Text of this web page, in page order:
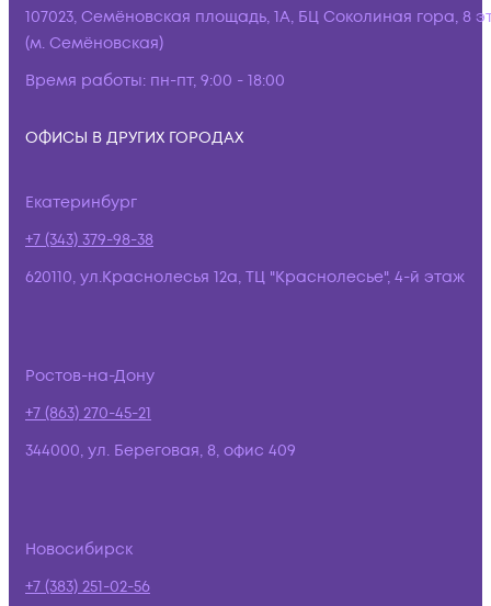
107023, Семёновская площадь, 1А, БЦ Соколиная гора, 8
(м. Семёновская)
Время работы: пн-пт, 9:00 - 18:00
ОФИСЫ В ДРУГИХ ГОРОДАХ
Екатеринбург
+7 (343) 379-98-38
620110, ул.Краснолесья 12а, ТЦ "Краснолесье", 4-й этаж
Ростов-на-Дону
+7 (863) 270-45-21
344000, ул. Береговая, 8, офис 409
Новосибирск
+7 (383) 251-02-56